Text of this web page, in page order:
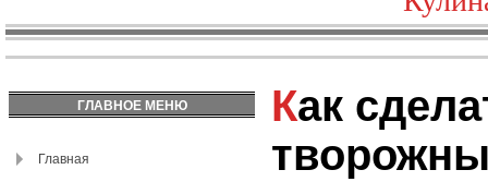
ГЛАВНОЕ МЕНЮ
Главная
Как сделать вкусный